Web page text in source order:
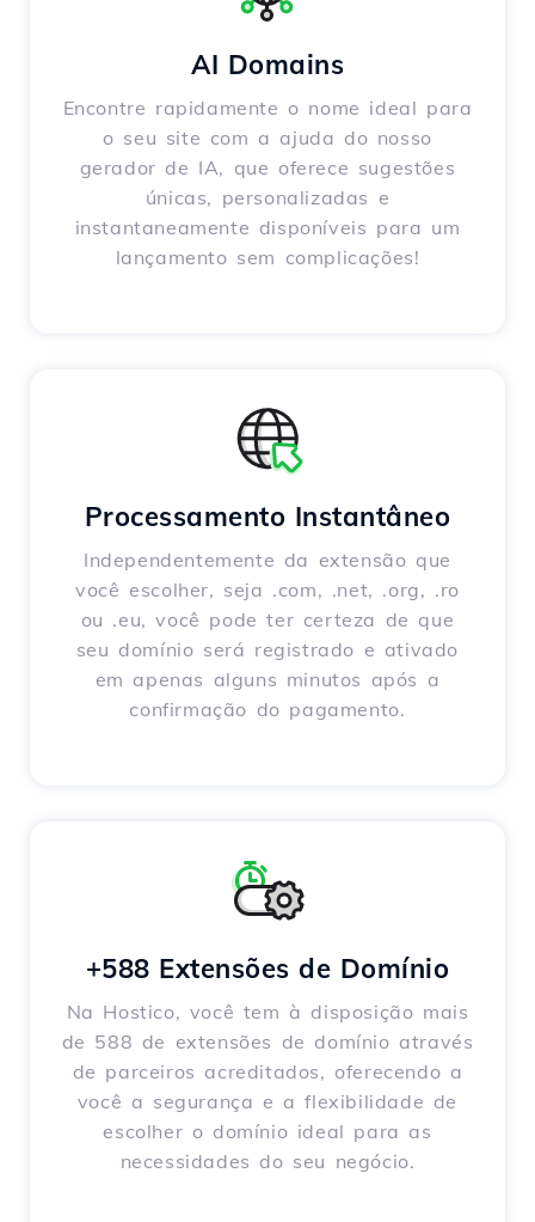
AI Domains
Encontre rapidamente o nome ideal para
o seu site com a ajuda do nosso
gerador de IA, que oferece sugestões
únicas, personalizadas e
instantaneamente disponíveis para um
lançamento sem complicações!
Processamento Instantâneo
Independentemente da extensão que
você escolher, seja .com, .net, .org, .ro
ou .eu, você pode ter certeza de que
seu domínio será registrado e ativado
em apenas alguns minutos após a
confirmação do pagamento.
+588 Extensões de Domínio
Na Hostico, você tem à disposição mais
de 588 de extensões de domínio através
de parceiros acreditados, oferecendo a
você a segurança e a flexibilidade de
escolher o domínio ideal para as
necessidades do seu negócio.